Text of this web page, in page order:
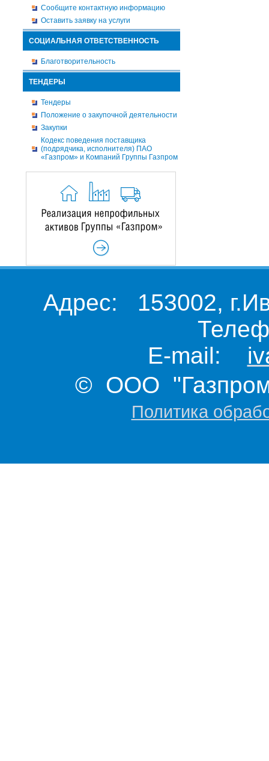
Сообщите контактную информацию
Оставить заявку на услуги
СОЦИАЛЬНАЯ ОТВЕТСТВЕННОСТЬ
Благотворительность
ТЕНДЕРЫ
Тендеры
Положение о закупочной деятельности
Закупки
Кодекс поведения поставщика
(подрядчика, исполнителя) ПАО
«Газпром» и Компаний Группы Газпром
Адрес: 153002,
E-mail:
© ООО "Газпром
Политика